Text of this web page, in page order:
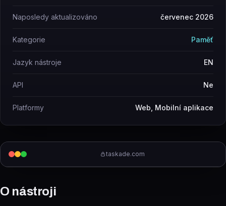
taskade.com
O nástroji
Naposledy aktualizováno červenec 2026
Kategorie Paměť
Jazyk nástroje EN
API Ne
Platformy Web, Mobilní aplikace